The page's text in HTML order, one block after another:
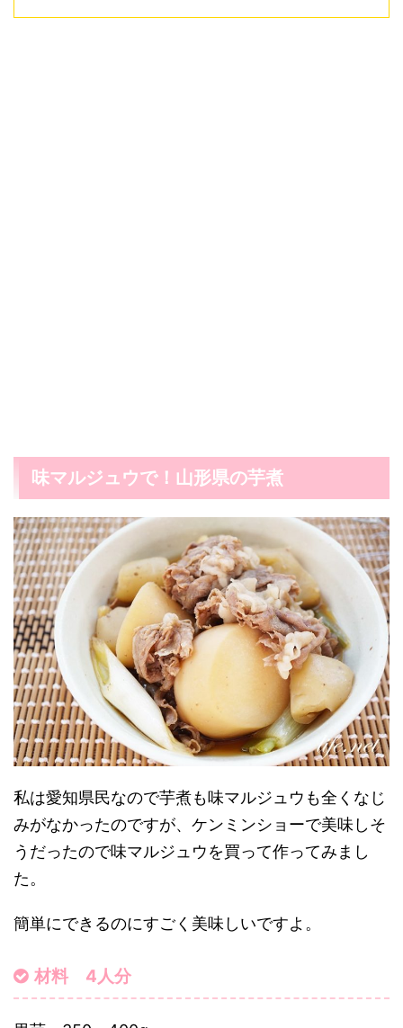
味マルジュウで！山形県の芋煮
私は愛知県民なので芋煮も味マルジュウも全くなじ
みがなかったのですが、ケンミンショーで美味しそ
うだったので味マルジュウを買って作ってみまし
た。
簡単にできるのにすごく美味しいですよ。
材料 4人分